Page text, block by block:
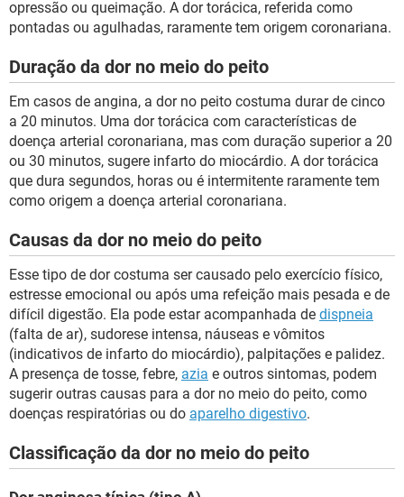
opressão ou queimação. A dor torácica, referida como
pontadas ou agulhadas, raramente tem origem coronariana.
Duração da dor no meio do peito
Em casos de angina, a dor no peito costuma durar de cinco
a 20 minutos. Uma dor torácica com características de
doença arterial coronariana, mas com duração superior a 20
ou 30 minutos, sugere infarto do miocárdio. A dor torácica
que dura segundos, horas ou é intermitente raramente tem
como origem a doença arterial coronariana.
Causas da dor no meio do peito
Esse tipo de dor costuma ser causado pelo exercício físico,
estresse emocional ou após uma refeição mais pesada e de
difícil digestão. Ela pode estar acompanhada de dispneia
(falta de ar), sudorese intensa, náuseas e vômitos
(indicativos de infarto do miocárdio), palpitações e palidez.
A presença de tosse, febre, azia e outros sintomas, podem
sugerir outras causas para a dor no meio do peito, como
doenças respiratórias ou do aparelho digestivo.
Classificação da dor no meio do peito